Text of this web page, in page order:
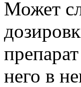
Может
него в